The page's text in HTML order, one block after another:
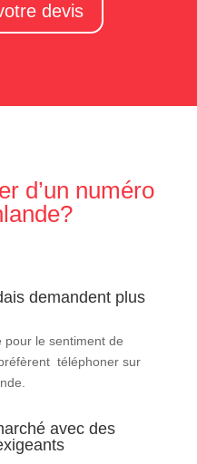
devis
d’un numéro
demandent plus
pour le sentiment de
téléphoner sur
avec des